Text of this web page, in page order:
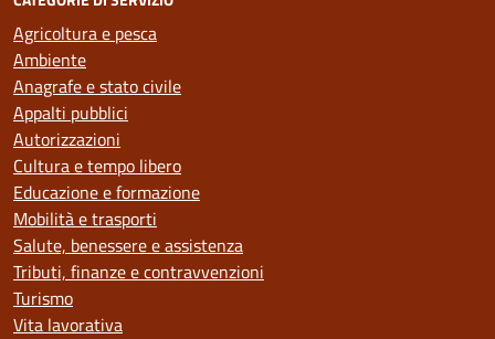
Agricoltura e pesca
Ambiente
Anagrafe e stato civile
Appalti pubblici
Autorizzazioni
Cultura e tempo libero
Educazione e formazione
Mobilità e trasporti
Salute, benessere e assistenza
Tributi, finanze e contravvenzioni
Turismo
Vita lavorativa